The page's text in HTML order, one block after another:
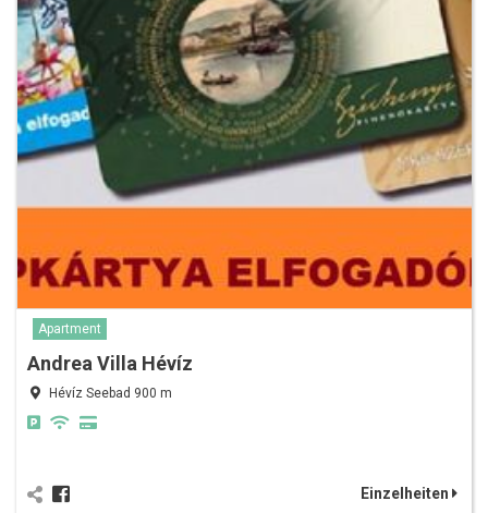
Apartment
Andrea Villa Hévíz
Hévíz Seebad 900 m
Einzelheiten